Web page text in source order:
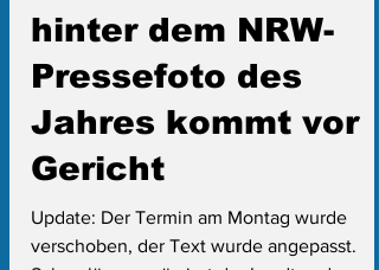
Die Geschichte
hinter dem NRW-
Pressefoto des
Jahres kommt vor
Gericht
Update: Der Termin am Montag wurde